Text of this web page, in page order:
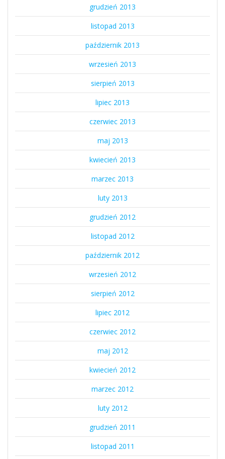
grudzień 2013
listopad 2013
październik 2013
wrzesień 2013
sierpień 2013
lipiec 2013
czerwiec 2013
maj 2013
kwiecień 2013
marzec 2013
luty 2013
grudzień 2012
listopad 2012
październik 2012
wrzesień 2012
sierpień 2012
lipiec 2012
czerwiec 2012
maj 2012
kwiecień 2012
marzec 2012
luty 2012
grudzień 2011
listopad 2011